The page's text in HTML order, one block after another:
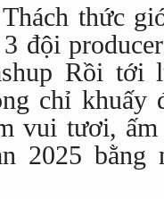
thức
đội
Rồi tới
chỉ khuấy
vui tươi,
2025 bằng